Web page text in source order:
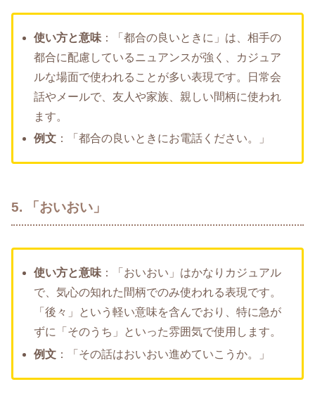
使い方と意味 ：「都合の良いときに」は、相手の
都合に配慮しているニュアンスが強く、カジュア
ルな場面で使われることが多い表現です。日常会
話やメールで、友人や家族、親しい間柄に使われ
ます。
例文 ：「都合の良いときにお電話ください。」
5. 「おいおい」
使い方と意味 ：「おいおい」はかなりカジュアル
で、気心の知れた間柄でのみ使われる表現です。
「後々」という軽い意味を含んでおり、特に急が
ずに「そのうち」といった雰囲気で使用します。
例文 ：「その話はおいおい進めていこうか。」